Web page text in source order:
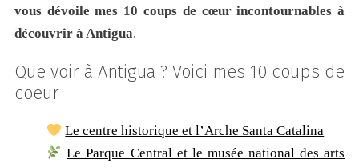
vous dévoile mes 10 coups de cœur incontournables à
découvrir à Antigua.
Que voir à Antigua ? Voici mes 10 coups de
coeur
Le centre historique et l’Arche Santa Catalina
Le Parque Central et le musée national des arts